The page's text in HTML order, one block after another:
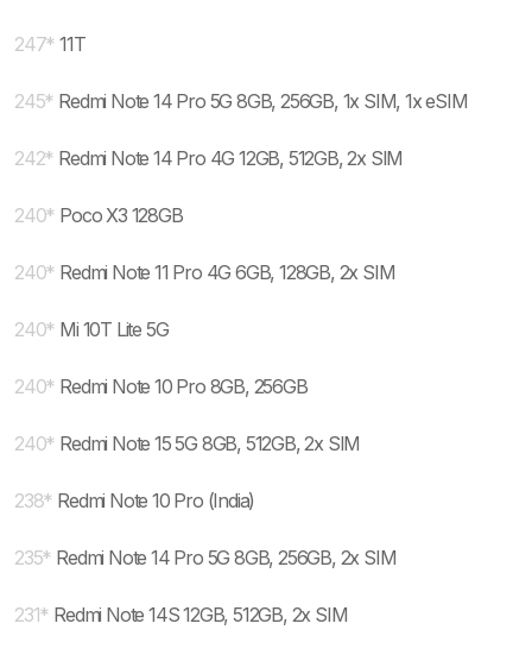
247* 11T
245* Redmi Note 14 Pro 5G 8GB, 256GB, 1x SIM, 1x eSIM
242* Redmi Note 14 Pro 4G 12GB, 512GB, 2x SIM
240* Poco X3 128GB
240* Redmi Note 11 Pro 4G 6GB, 128GB, 2x SIM
240* Mi 10T Lite 5G
240* Redmi Note 10 Pro 8GB, 256GB
240* Redmi Note 15 5G 8GB, 512GB, 2x SIM
238* Redmi Note 10 Pro (India)
235* Redmi Note 14 Pro 5G 8GB, 256GB, 2x SIM
231* Redmi Note 14S 12GB, 512GB, 2x SIM